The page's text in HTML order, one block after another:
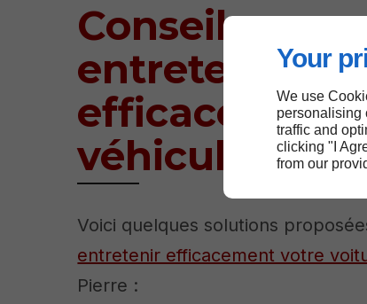
Your
We use
personalising
traffic and
clicking "I
from our
Conseils pour
entretenir
efficacement
véhicule
Voici quelques solutions
entretenir efficacement votre
Pierre :